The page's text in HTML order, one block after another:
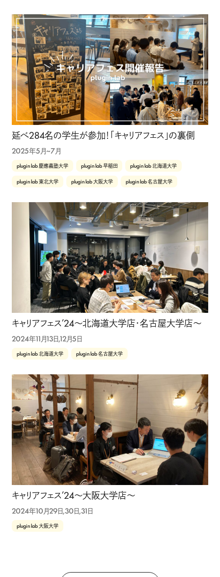
延べ284名の学生が参加！「キャリアフェス」の裏側
2025年5月~7月
plugin lab 慶應義塾大学 plugin lab 早稲田 plugin lab 北海道大学
plugin lab 東北大学 plugin lab 大阪大学 plugin lab 名古屋大学
キャリアフェス’24〜北海道大学店・名古屋大学店〜
2024年11月13日,12月5日
plugin lab 北海道大学 plugin lab 名古屋大学
キャリアフェス’24〜大阪大学店〜
2024年10月29日,30日,31日
plugin lab 大阪大学